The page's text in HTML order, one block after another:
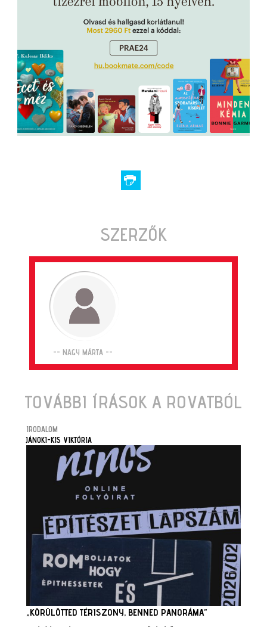
SZERZŐK
-- NAGY MÁRTA --
TOVÁBBI ÍRÁSOK A ROVATBÓL
IRODALOM
JÁNOKI-KIS VIKTÓRIA
„KÖRÜLÖTTED TÉRISZONY, BENNED PANORÁMA”